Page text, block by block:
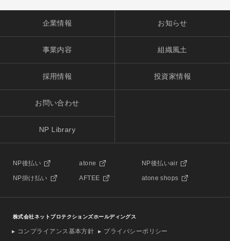
企業情報 お知らせ
事業内容 組織風土
採用情報 投資家情報
お問い合わせ
NP Library
NP後払い atone NP後払いair
NP掛け払い AFTEE atone shops
株式会社ネットプロテクションズホールディングス
コンプライアンス基本方針 プライバシーポリシー